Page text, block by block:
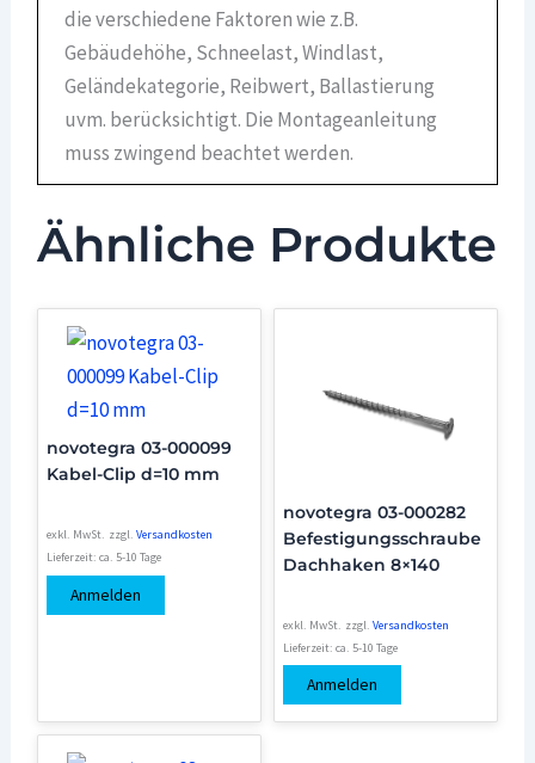
die verschiedene Faktoren wie z.B.
Gebäudehöhe, Schneelast, Windlast,
Geländekategorie, Reibwert, Ballastierung
uvm. berücksichtigt. Die Montageanleitung
muss zwingend beachtet werden.
Ähnliche Produkte
novotegra 03-000099
Kabel-Clip d=10 mm
exkl. MwSt. zzgl.Versandkosten
Lieferzeit:ca. 5-10 Tage
Anmelden
novotegra 03-000282
Befestigungsschraube
Dachhaken 8×140
exkl. MwSt. zzgl. Versandkosten
Lieferzeit: ca. 5-10 Tage
Anmelden